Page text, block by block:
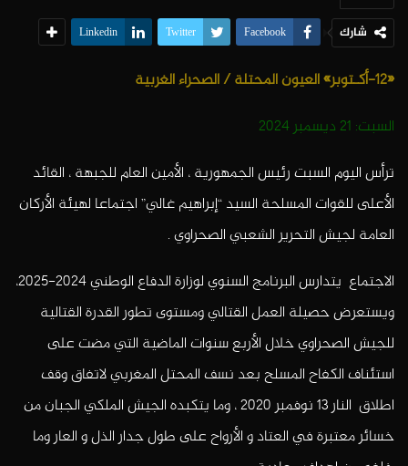
شارك Facebook
Twitter
Linkedin
«12-أكـتوبر» العيون المحتلة / الصحراء الغربية
السبت: 21 ديسمبر 2024
ترأس اليوم السبت رئيس الجمهورية ، الأمين العام للجبهة ، القائد
الأعلى للقوات المسلحة السيد “إبراهيم غالي” اجتماعا لهيئة الأركان
العامة لجيش التحرير الشعبي الصحراوي .
الاجتماع يتدارس البرنامج السنوي لوزارة الدفاع الوطني 2024-2025،
ويستعرض حصيلة العمل القتالي ومستوى تطور القدرة القتالية
للجيش الصحراوي خلال الأربع سنوات الماضية التي مضت على
استئناف الكفاح المسلح بعد نسف المحتل المغربي لاتفاق وقف
اطلاق النار 13 نوفمبر 2020 ، وما يتكبده الجيش الملكي الجبان من
خسائر معتبرة في العتاد و الأرواح على طول جدار الذل و العار وما